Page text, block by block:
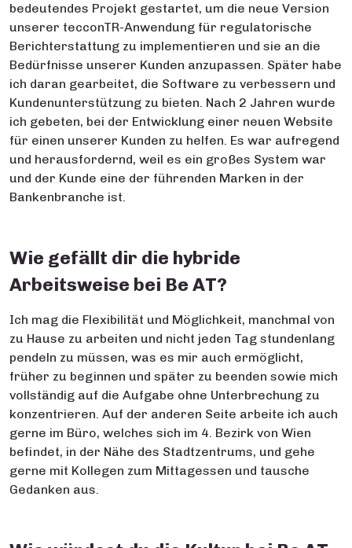
bedeutendes Projekt gestartet, um die neue Version
unserer tecconTR-Anwendung für regulatorische
Berichterstattung zu implementieren und sie an die
Bedürfnisse unserer Kunden anzupassen. Später habe
ich daran gearbeitet, die Software zu verbessern und
Kundenunterstützung zu bieten. Nach 2 Jahren wurde
ich gebeten, bei der Entwicklung einer neuen Website
für einen unserer Kunden zu helfen. Es war aufregend
und herausfordernd, weil es ein großes System war
und der Kunde eine der führenden Marken in der
Bankenbranche ist.
Wie gefällt dir die hybride
Arbeitsweise bei Be AT?
Ich mag die Flexibilität und Möglichkeit, manchmal von
zu Hause zu arbeiten und nicht jeden Tag stundenlang
pendeln zu müssen, was es mir auch ermöglicht,
früher zu beginnen und später zu beenden sowie mich
vollständig auf die Aufgabe ohne Unterbrechung zu
konzentrieren. Auf der anderen Seite arbeite ich auch
gerne im Büro, welches sich im 4. Bezirk von Wien
befindet, in der Nähe des Stadtzentrums, und gehe
gerne mit Kollegen zum Mittagessen und tausche
Gedanken aus.